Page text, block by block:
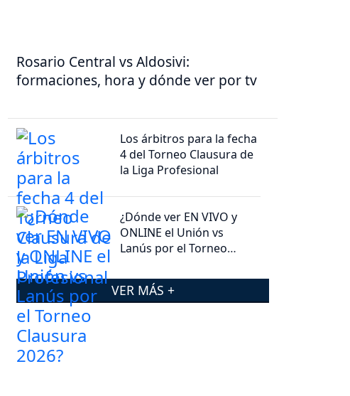
Rosario Central vs Aldosivi:
formaciones, hora y dónde ver por tv
Los árbitros para la fecha
4 del Torneo Clausura de
la Liga Profesional
¿Dónde ver EN VIVO y
ONLINE el Unión vs
Lanús por el Torneo
VER MÁS +